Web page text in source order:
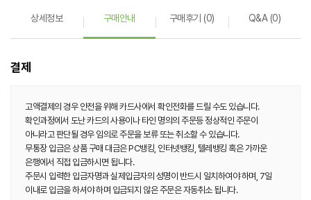
상세정보 구매안내 구매후기 (0) Q&A (0)
결제
고액결제의 경우 안전을 위해 카드사에서 확인전화를 드릴 수도 있습니다.
확인과정에서 도난 카드의 사용이나 타인 명의의 주문등 정상적인 주문이
아니라고 판단될 경우 임의로 주문을 보류 또는 취소할 수 있습니다.
무통장 입금은 상품 구매 대금은 PC뱅킹, 인터넷뱅킹, 텔레뱅킹 혹은 가까운
은행에서 직접 입금하시면 됩니다.
주문시 입력한 입금자명과 실제입금자의 성명이 반드시 일치하여야 하며, 7일
이내로 입금을 하셔야 하며 입금되지 않은 주문은 자동취소 됩니다.